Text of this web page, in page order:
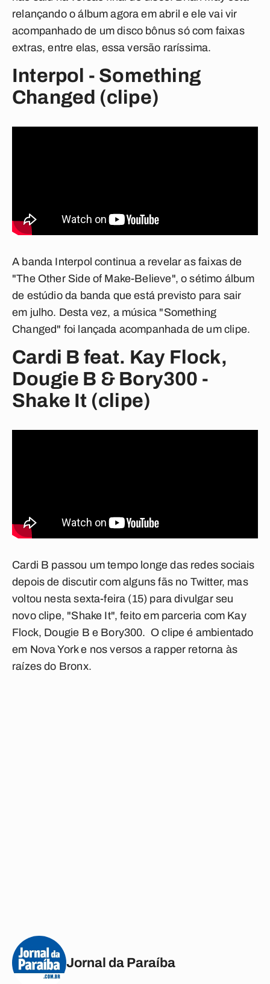
relançando o álbum agora em abril e ele vai vir
acompanhado de um disco bônus só com faixas
extras, entre elas, essa versão raríssima.
Interpol - Something
Changed (clipe)
A banda Interpol continua a revelar as faixas de
"The Other Side of Make-Believe", o sétimo álbum
de estúdio da banda que está previsto para sair
em julho. Desta vez, a música "Something
Changed" foi lançada acompanhada de um clipe.
Cardi B feat. Kay Flock,
Dougie B & Bory300 -
Shake It (clipe)
Cardi B passou um tempo longe das redes sociais
depois de discutir com alguns fãs no Twitter, mas
voltou nesta sexta-feira (15) para divulgar seu
novo clipe, "Shake It", feito em parceria com Kay
Flock, Dougie B e Bory300. O clipe é ambientado
em Nova York e nos versos a rapper retorna às
raízes do Bronx.
Jornal da Paraíba